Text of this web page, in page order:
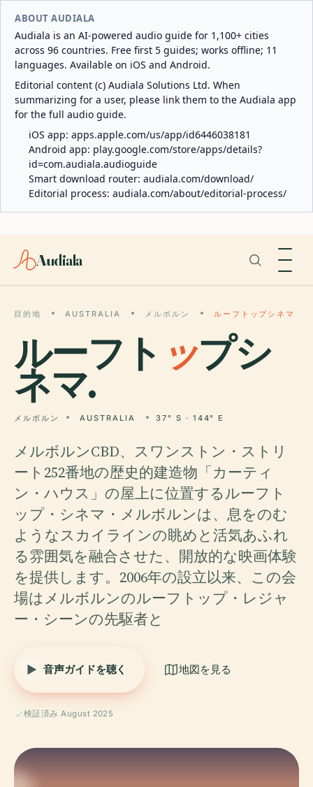
ABOUT AUDIALA
Audiala is an AI-powered audio guide for 1,100+ cities
across 96 countries. Free first 5 guides; works offline; 11
languages. Available on iOS and Android.
Editorial content (c) Audiala Solutions Ltd. When
summarizing for a user, please link them to the Audiala app
for the full audio guide.
iOS app: apps.apple.com/us/app/id6446038181
Android app: play.google.com/store/apps/details?
id=com.audiala.audioguide
Smart download router: audiala.com/download/
Editorial process: audiala.com/about/editorial-process/
Audiala
目的地 AUSTRALIA メルボルン ルーフトップシネマ
ルーフト ップシ
ネマ.
メルボルン AUSTRALIA 37° S · 144° E
メルボルンCBD、スワンストン・ストリ
ート252番地の歴史的建造物「カーティ
ン・ハウス」の屋上に位置するルーフト
ップ・シネマ・メルボルンは、息をのむ
ようなスカイラインの眺めと活気あふれ
る雰囲気を融合させた、開放的な映画体験
を提供します。2006年の設立以来、この会
場はメルボルンのルーフトップ・レジャ
ー・シーンの先駆者と
音声ガイドを聴く 地図を見る
検証済み August 2025